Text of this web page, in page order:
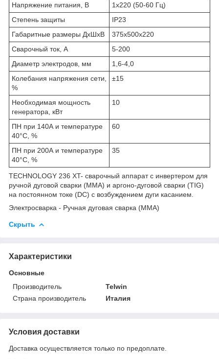
Напряжение питания, В
1х220 (50-60 Гц)
Степень защиты
IP23
Габаритные размеры ДхШхВ
375х500х220
Сварочный ток, А
5-200
Диаметр электродов, мм
1,6-4,0
Колебания напряжения сети,
%
±15
Необходимая мощность
генератора, кВт
10
ПН при 140А и температуре
40°С, %
60
ПН при 200А и температуре
40°С, %
35
TECHNOLOGY 236 XT- сварочный аппарат с инвертером для
ручной дуговой сварки (MMA) и аргоно-дуговой сварки (TIG)
на постоянном токе (DC) с возбуждением дуги касанием.
Электросварка - Ручная дуговая сварка (ММА)
Скрыть
Характеристики
Основные
Производитель
Telwin
Страна производитель
Италия
Условия доставки
Доставка осуществляется только по предоплате.